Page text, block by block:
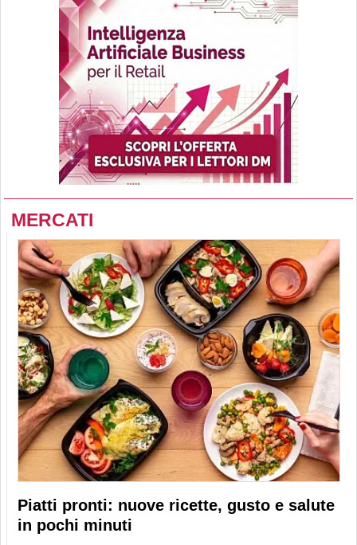
MERCATI
Piatti pronti: nuove ricette, gusto e salute
in pochi minuti